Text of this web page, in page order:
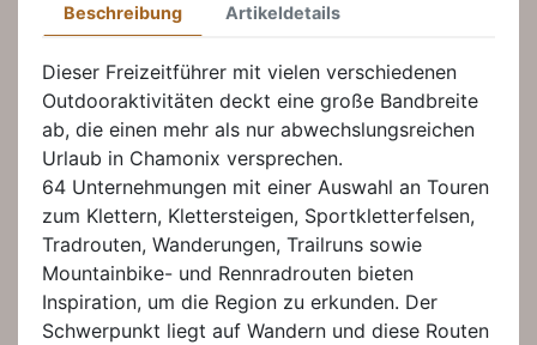
Beschreibung Artikeldetails
Dieser Freizeitführer mit vielen verschiedenen
Outdooraktivitäten deckt eine große Bandbreite
ab, die einen mehr als nur abwechslungsreichen
Urlaub in Chamonix versprechen.
64 Unternehmungen mit einer Auswahl an Touren
zum Klettern, Klettersteigen, Sportkletterfelsen,
Tradrouten, Wanderungen, Trailruns sowie
Mountainbike- und Rennradrouten bieten
Inspiration, um die Region zu erkunden. Der
Schwerpunkt liegt auf Wandern und diese Routen